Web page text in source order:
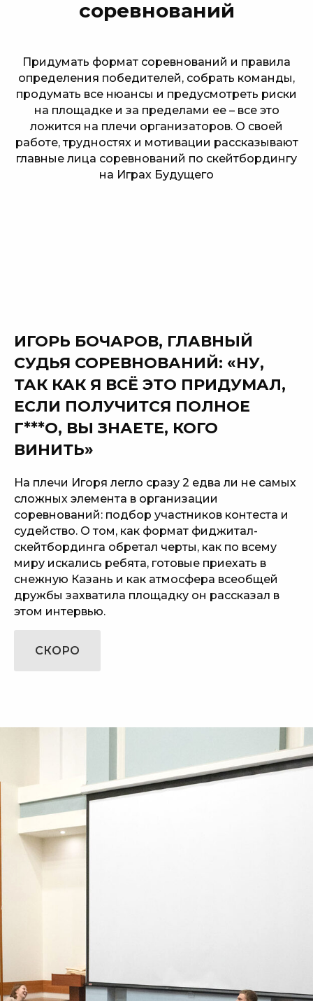
соревнований
Придумать формат соревнований и правила
определения победителей, собрать команды,
продумать все нюансы и предусмотреть риски
на площадке и за пределами ее – все это
ложится на плечи организаторов. О своей
работе, трудностях и мотивации рассказывают
главные лица соревнований по скейтбордингу
на Играх Будущего
ИГОРЬ БОЧАРОВ, ГЛАВНЫЙ
СУДЬЯ СОРЕВНОВАНИЙ: «НУ,
ТАК КАК Я ВСЁ ЭТО ПРИДУМАЛ,
ЕСЛИ ПОЛУЧИТСЯ ПОЛНОЕ
Г***О, ВЫ ЗНАЕТЕ, КОГО
ВИНИТЬ»
На плечи Игоря легло сразу 2 едва ли не самых
сложных элемента в организации
соревнований: подбор участников контеста и
судейство. О том, как формат фиджитал-
скейтбординга обретал черты, как по всему
миру искались ребята, готовые приехать в
снежную Казань и как атмосфера всеобщей
дружбы захватила площадку он рассказал в
этом интервью.
СКОРО